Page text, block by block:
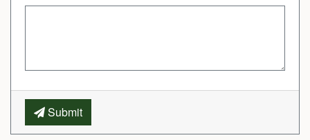
Submit